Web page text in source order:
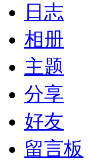
日志
相册
主题
分享
好友
留言板